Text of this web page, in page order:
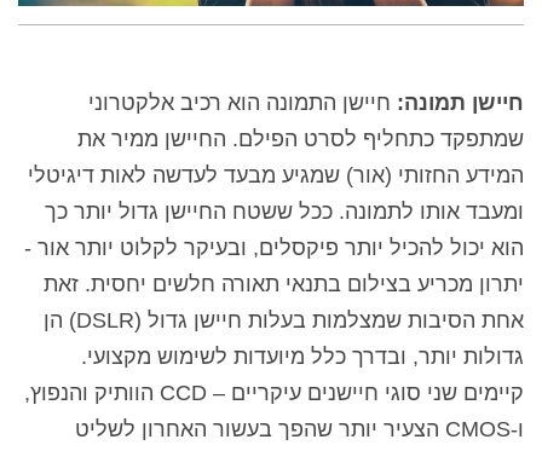
חיישן תמונה: חיישן התמונה הוא רכיב אלקטרוני
שמתפקד כתחליף לסרט הפילם. החיישן ממיר את
המידע החזותי (אור) שמגיע מבעד לעדשה לאות דיגיטלי
ומעבד אותו לתמונה. ככל ששטח החיישן גדול יותר כך
הוא יכול להכיל יותר פיקסלים, ובעיקר לקלוט יותר אור -
יתרון מכריע בצילום בתנאי תאורה חלשים יחסית. זאת
אחת הסיבות שמצלמות בעלות חיישן גדול (DSLR) הן
גדולות יותר, ובדרך כלל מיועדות לשימוש מקצועי.
קיימים שני סוגי חיישנים עיקריים – CCD הוותיק והנפוץ,
ו-CMOS הצעיר יותר שהפך בעשור האחרון לשליט